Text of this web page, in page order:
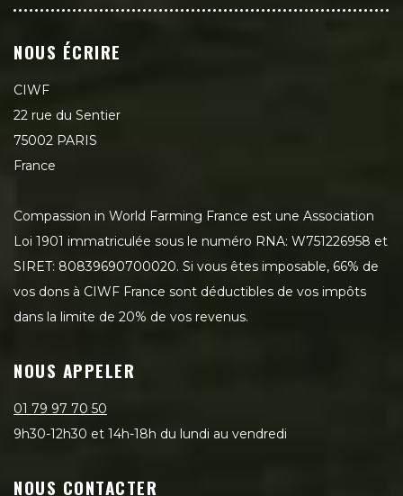
NOUS ÉCRIRE
CIWF
22 rue du Sentier
75002 PARIS
France
Compassion in World Farming France est une Association
Loi 1901 immatriculée sous le numéro RNA: W751226958 et
SIRET: 80839690700020. Si vous êtes imposable, 66% de
vos dons à CIWF France sont déductibles de vos impôts
dans la limite de 20% de vos revenus.
NOUS APPELER
01 79 97 70 50
9h30-12h30 et 14h-18h du lundi au vendredi
NOUS CONTACTER